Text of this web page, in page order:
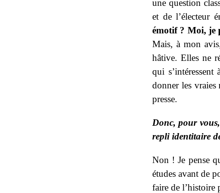
une question
et de l’électeur
émotif ? Moi, je
Mais, à mon
hâtive. Elles ne
qui
donner les vraies
presse.
Donc, pour
repli identitaire
Non ! Je pense
études avant de
faire de